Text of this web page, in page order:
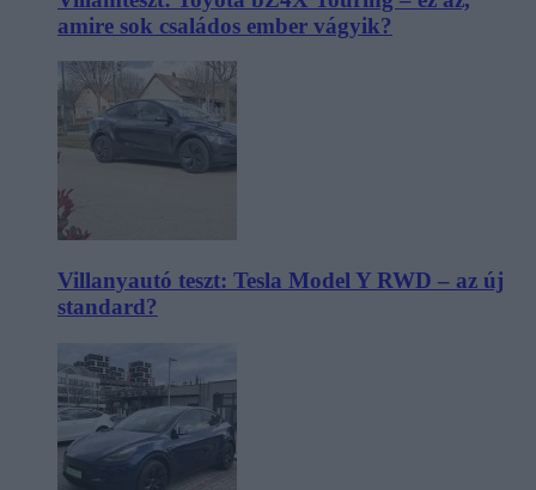
amire sok családos ember vágyik?
Villanyautó teszt: Tesla Model Y RWD – az új
standard?